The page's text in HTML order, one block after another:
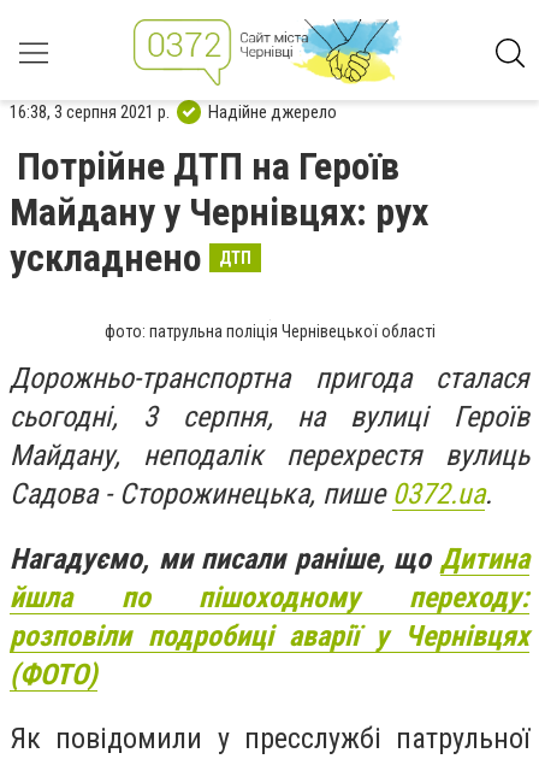
16:38, 3 серпня 2021 р. Надійне джерело
Потрійне ДТП на Героїв
Майдану у Чернівцях: рух
ускладнено
ДТП
фото: патрульна поліція Чернівецької області
Дорожньо-транспортна пригода сталася
сьогодні, 3 серпня, на вулиці Героїв
Майдану, неподалік перехрестя вулиць
Садова - Сторожинецька, пише 0372.ua.
Нагадуємо, ми писали раніше, що Дитина
йшла по пішоходному переходу:
розповіли подробиці аварії у Чернівцях
(ФОТО)
Як повідомили у пресслужбі патрульної